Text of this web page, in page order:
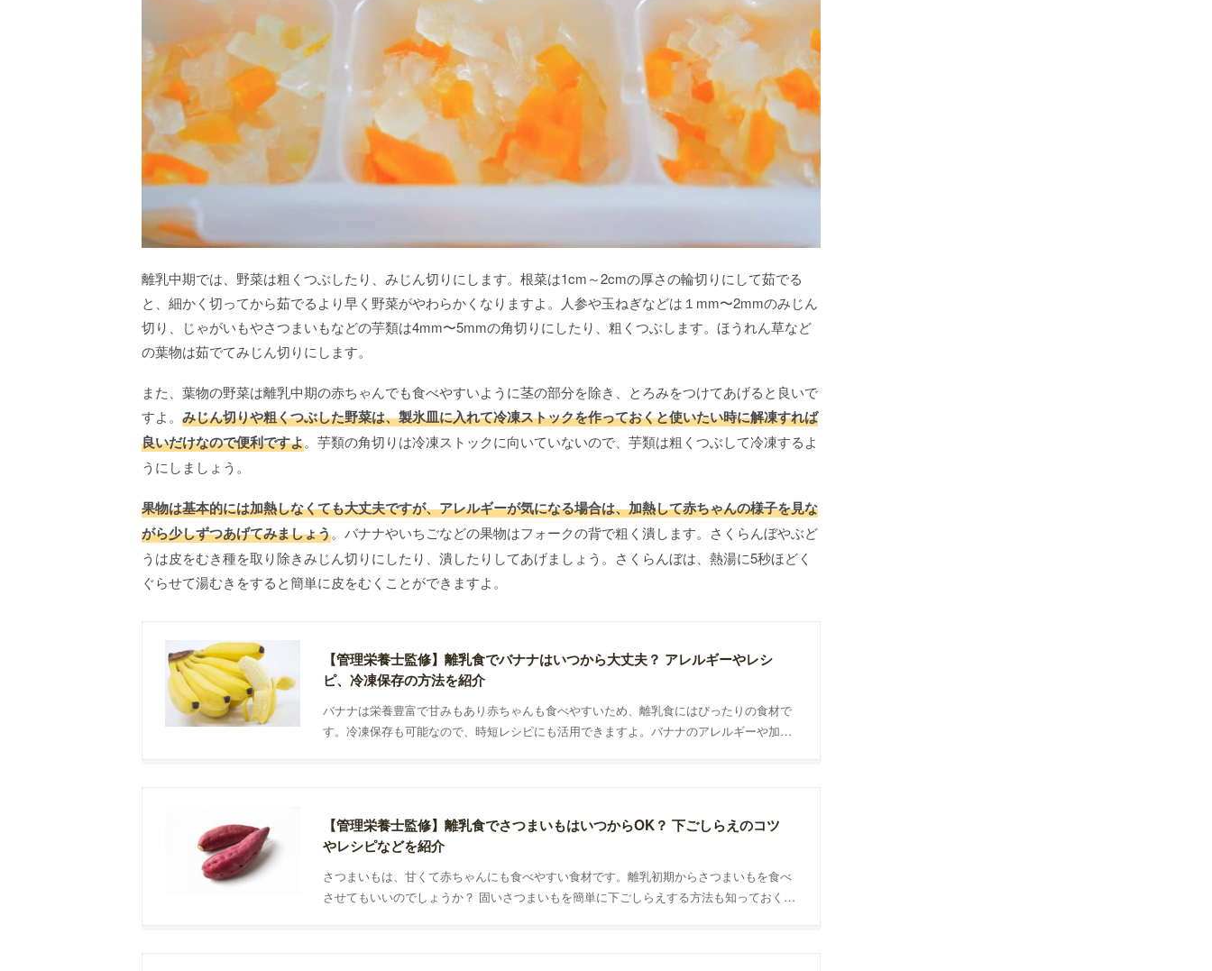
離乳中期では、野菜は粗くつぶしたり、みじん切りにします。根菜は1cm～2cmの厚さの輪切りにして茹でる
と、細かく切ってから茹でるより早く野菜がやわらかくなりますよ。人参や玉ねぎなどは１mm〜2mmのみじん
切り、じゃがいもやさつまいもなどの芋類は4mm〜5mmの角切りにしたり、粗くつぶします。ほうれん草など
の葉物は茹でてみじん切りにします。
また、葉物の野菜は離乳中期の赤ちゃんでも食べやすいように茎の部分を除き、とろみをつけてあげると良いで
すよ。 みじん切りや粗くつぶした野菜は、製氷皿に入れて冷凍ストックを作っておくと使いたい時に解凍すれば
良いだけなので便利ですよ。芋類の角切りは冷凍ストックに向いていないので、芋類は粗くつぶして冷凍するよ
うにしましょう。
果物は基本的には加熱しなくても大丈夫ですが、アレルギーが気になる場合は、加熱して赤ちゃんの様子を見な
がら少しずつあげてみましょう。バナナやいちごなどの果物はフォークの背で粗く潰します。さくらんぼやぶど
うは皮をむき種を取り除きみじん切りにしたり、潰したりしてあげましょう。さくらんぼは、熱湯に5秒ほどく
ぐらせて湯むきをすると簡単に皮をむくことができますよ。
【管理栄養士監修】離乳食でバナナはいつから大丈夫？ アレルギーやレシ
ピ、冷凍保存の方法を紹介
バナナは栄養豊富で甘みもあり赤ちゃんも食べやすいため、離乳食にはぴったりの食材で
す。冷凍保存も可能なので、時短レシピにも活用できますよ。バナナのアレルギーや加熱
【管理栄養士監修】離乳食でさつまいもはいつからOK？ 下ごしらえのコツ
やレシピなどを紹介
さつまいもは、甘くて赤ちゃんにも食べやすい食材です。離乳初期からさつまいもを食べ
させてもいいのでしょうか？ 固いさつまいもを簡単に下ごしらえする方法も知っておくと